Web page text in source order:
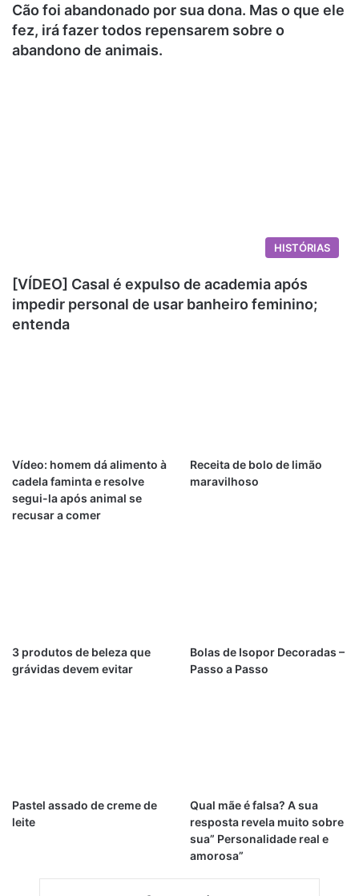
Cão foi abandonado por sua dona. Mas o que ele
fez, irá fazer todos repensarem sobre o
abandono de animais.
HISTÓRIAS
[VÍDEO] Casal é expulso de academia após
impedir personal de usar banheiro feminino;
entenda
Vídeo: homem dá alimento à
cadela faminta e resolve
segui-la após animal se
recusar a comer
Receita de bolo de limão
maravilhoso
3 produtos de beleza que
grávidas devem evitar
Bolas de Isopor Decoradas –
Passo a Passo
Pastel assado de creme de
leite
Qual mãe é falsa? A sua
resposta revela muito sobre
sua” Personalidade real e
amorosa”